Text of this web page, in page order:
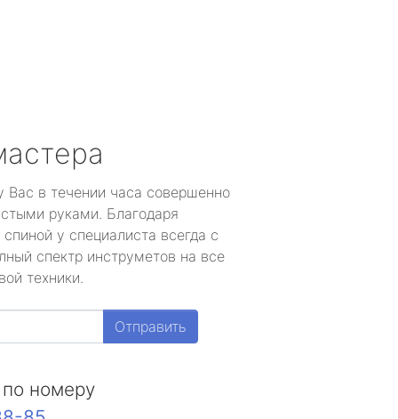
Вас в течении часа совершенно
руками. Благодаря
у специалиста всегда с
спектр инструметов на все
техники.
Отправить
номеру